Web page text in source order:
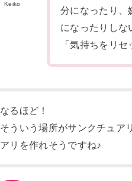
Keiko
分になったり、
になったりしな
「気持ちをリ
なるほど！
そういう場所がサンクチュア
アリを作れそうですね♪